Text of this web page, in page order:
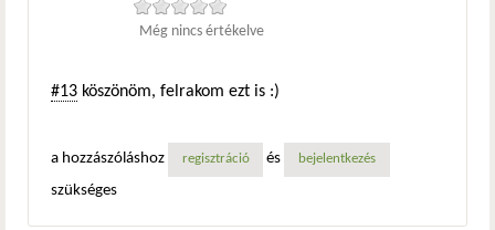
Még nincs értékelve
#13 köszönöm, felrakom ezt is :)
a hozzászóláshoz regisztráció és bejelentkezés
szükséges